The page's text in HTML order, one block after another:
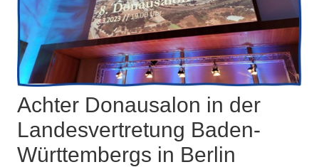
Achter Donausalon in der
Landesvertretung Baden-
Württembergs in Berlin